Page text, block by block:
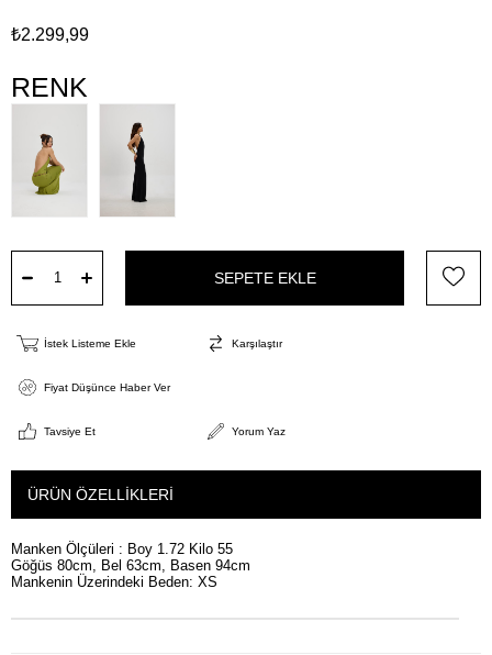
₺2.299,99
RENK
İstek Listeme Ekle Karşılaştır
Fiyat Düşünce Haber Ver
Tavsiye Et Yorum Yaz
ÜRÜN ÖZELLIKLERI
Manken Ölçüleri : Boy 1.72 Kilo 55
Göğüs 80cm, Bel 63cm, Basen 94cm
Mankenin Üzerindeki Beden: XS